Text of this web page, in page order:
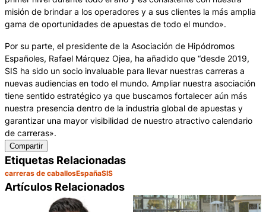
misión de brindar a los operadores y a sus clientes la más amplia
gama de oportunidades de apuestas de todo el mundo».
Por su parte, el presidente de la Asociación de Hipódromos
Españoles, Rafael Márquez Ojea, ha añadido que “desde 2019,
SIS ha sido un socio invaluable para llevar nuestras carreras a
nuevas audiencias en todo el mundo. Ampliar nuestra asociación
tiene sentido estratégico ya que buscamos fortalecer aún más
nuestra presencia dentro de la industria global de apuestas y
garantizar una mayor visibilidad de nuestro atractivo calendario
de carreras».
Compartir
Etiquetas Relacionadas
carreras de caballosEspañaSIS
Artículos Relacionados